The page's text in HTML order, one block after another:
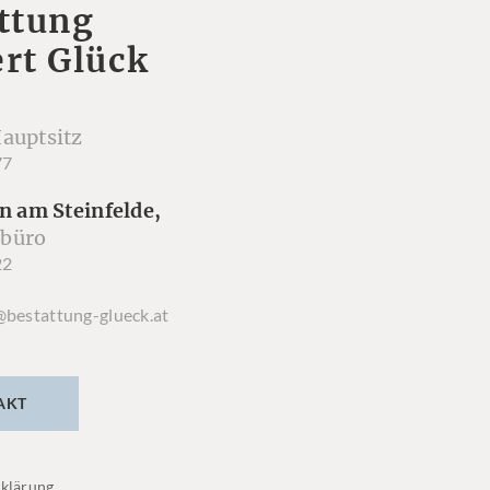
Glück
am Steinfelde,
glueck.at